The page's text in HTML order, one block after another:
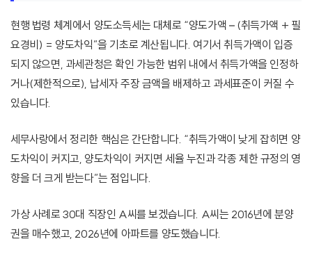
현행 법령 체계에서 양도소득세는 대체로 “양도가액 – (취득가액 + 필
요경비) = 양도차익”을 기초로 계산됩니다. 여기서 취득가액이 입증
되지 않으면, 과세관청은 확인 가능한 범위 내에서 취득가액을 인정하
거나(제한적으로), 납세자 주장 금액을 배제하고 과세표준이 커질 수
있습니다.
세무사랑에서 정리한 핵심은 간단합니다. “취득가액이 낮게 잡히면 양
도차익이 커지고, 양도차익이 커지면 세율 누진과 각종 제한 규정의 영
향을 더 크게 받는다”는 점입니다.
가상 사례로 30대 직장인 A씨를 보겠습니다. A씨는 2016년에 분양
권을 매수했고, 2026년에 아파트를 양도했습니다.